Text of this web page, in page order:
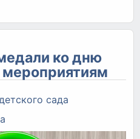
ко дню
мероприятиям
сада